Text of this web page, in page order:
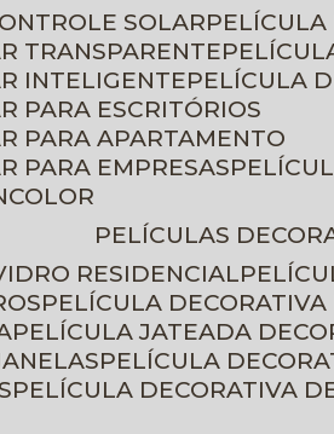
SOLAR
TRANSPARENTE
INTELIGENTE
PELÍCULA
PARA ESCRITÓRIOS
PARA APARTAMENTO
PARA EMPRESAS
PELÍCULAS
RESIDENCIAL
PELÍCULA
PELÍCULA JATEADA
PELÍCULA
PELÍCULA DECORATIVA